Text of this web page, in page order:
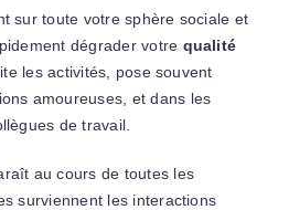
sur toute votre sphère sociale et
dégrader votre qualité
les activités, pose souvent
amoureuses, et dans les
de travail.
au cours de toutes les
surviennent les interactions